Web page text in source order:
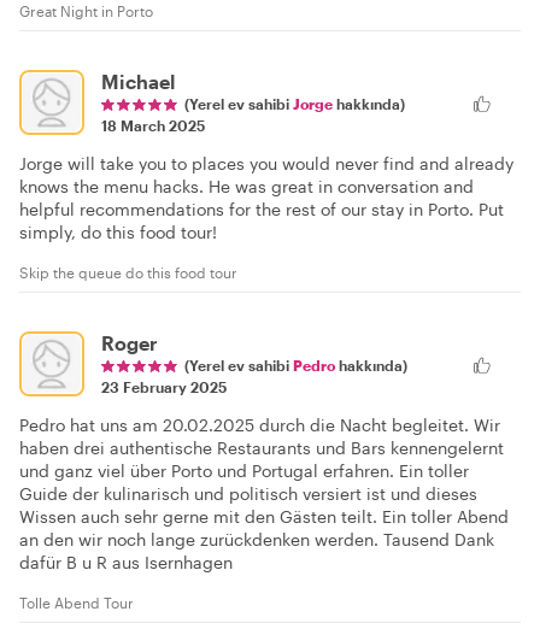
Great Night in Porto
Michael
(Yerel ev sahibi Jorge hakkında)
18 March 2025
Jorge will take you to places you would never find and already
knows the menu hacks. He was great in conversation and
helpful recommendations for the rest of our stay in Porto. Put
simply, do this food tour!
Skip the queue do this food tour
Roger
(Yerel ev sahibi Pedro hakkında)
23 February 2025
Pedro hat uns am 20.02.2025 durch die Nacht begleitet. Wir
haben drei authentische Restaurants und Bars kennengelernt
und ganz viel über Porto und Portugal erfahren. Ein toller
Guide der kulinarisch und politisch versiert ist und dieses
Wissen auch sehr gerne mit den Gästen teilt. Ein toller Abend
an den wir noch lange zurückdenken werden. Tausend Dank
dafür B u R aus Isernhagen
Tolle Abend Tour